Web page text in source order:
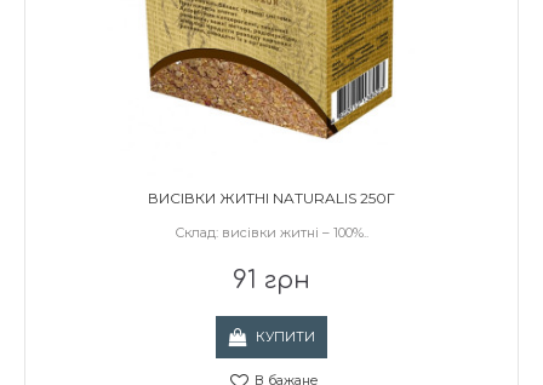
ВИСІВКИ ЖИТНІ NATURALIS 250Г
Склад: висівки житні – 100%..
91 грн
КУПИТИ
В бажане